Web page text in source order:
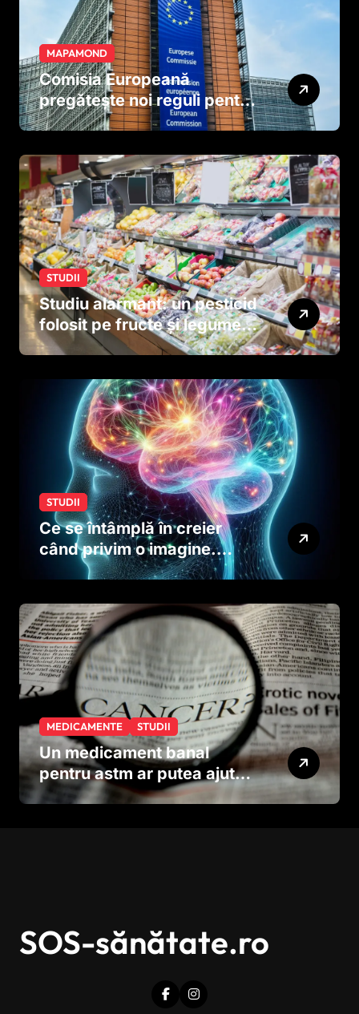
MAPAMOND
Comisia Europeană
pregătește noi reguli pentru
tutun și țigările electronice
STUDII
Studiu alarmant: un pesticid
folosit pe fructe și legume
ar putea afecta dezvoltarea
dinainte de naștere
STUDII
Ce se întâmplă în creier
când privim o imagine.
Studiul care explică rolul
MEDICAMENTE STUDII
Un medicament banal
pentru astm ar putea ajuta
în lupta împotriva
SOS-sănătate.ro